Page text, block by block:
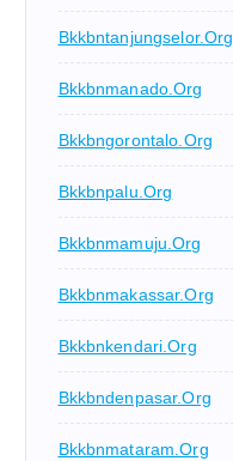
Bkkbntanjungselor.org
Bkkbnmanado.org
Bkkbngorontalo.org
Bkkbnpalu.org
Bkkbnmamuju.org
Bkkbnmakassar.org
Bkkbnkendari.org
Bkkbndenpasar.org
Bkkbnmataram.org